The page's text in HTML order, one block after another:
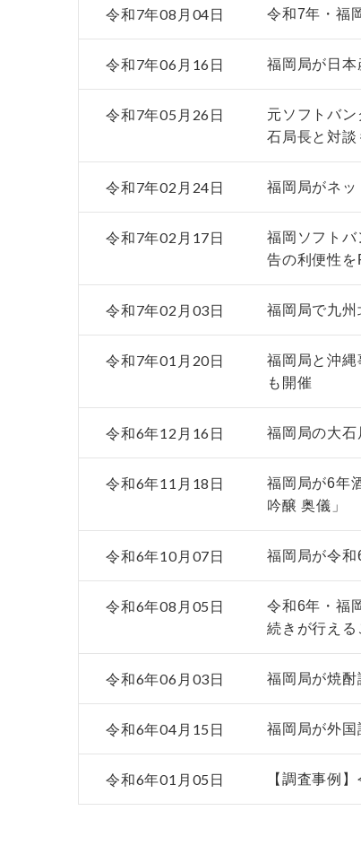
令和7年08月04日 令和7年・福
令和7年06月16日 福岡局が日
令和7年05月26日
元ソフトバ
石局長と対談
令和7年02月24日 福岡局がネ
令和7年02月17日
福岡ソフト
告の利便性を
令和7年02月03日 福岡局で九
令和7年01月20日
福岡局と沖
も開催
令和6年12月16日 福岡局の大
令和6年11月18日
福岡局が6年
吟醸 奥儀」
令和6年10月07日 福岡局が令
令和6年08月05日
令和6年・福
続きが行える
令和6年06月03日 福岡局が焼
令和6年04月15日 福岡局が外
令和6年01月05日 【調査事例